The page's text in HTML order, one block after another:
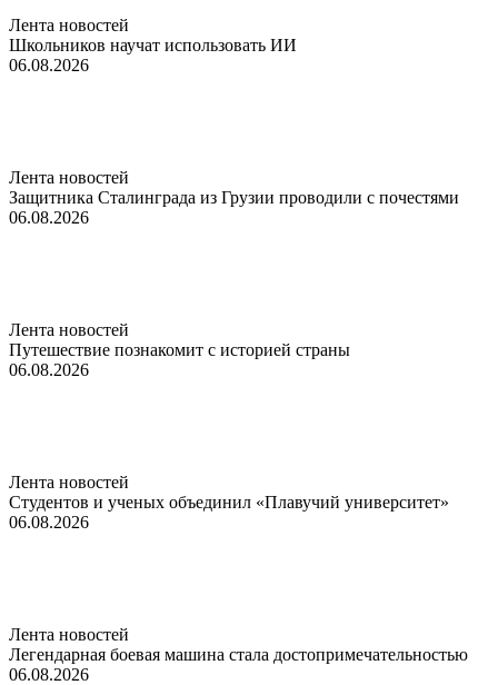
Лента новостей
Школьников научат использовать ИИ
06.08.2026
Лента новостей
Защитника Сталинграда из Грузии проводили с почестями
06.08.2026
Лента новостей
Путешествие познакомит с историей страны
06.08.2026
Лента новостей
Студентов и ученых объединил «Плавучий университет»
06.08.2026
Лента новостей
Легендарная боевая машина стала достопримечательностью
06.08.2026